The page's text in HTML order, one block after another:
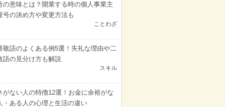
の意味とは？開業する時の個人事業主
号の決め方や変更方法も
ことわざ
敬語のよくある例5選！失礼な理由や二
語の見分け方も解説
スキル
がない人の特徴12選！お金に余裕がな
・ある人の心理と生活の違い